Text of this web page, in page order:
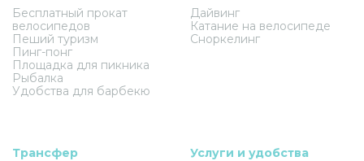
Бесплатный прокат
велосипедов
Пеший туризм
Пинг-понг
Площадка для пикника
Рыбалка
Удобства для барбекю
Дайвинг
Катание на велосипеде
Сноркелинг
Трансфер
Услуги и удобства